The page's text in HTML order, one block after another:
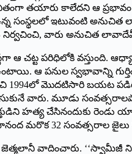
తయారు కాలేదని ఆ
సంస్థలలో ఇటువంటి
నిర్వచించి, వారు అనుచిత
ఆ చట్ట పరిధిలోకి వస్తుంది.
ఆ పనుల స్వభావాన్ని
1994లో మొదటిసారి బయట
వారు. మూడు
హత్య చేసినందుకు
మరొక 32 సంవత్సరాల జైలు
వాదించారు. ‘‘స్వామీజీ